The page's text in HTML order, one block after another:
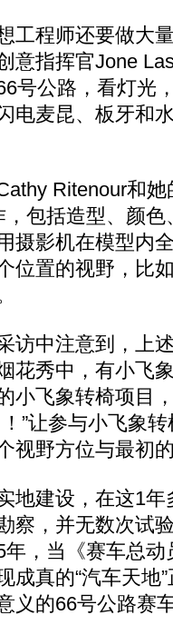
程师还要做大
意指挥官Jone
号公路，看灯光
电麦昆、板牙和
Ritenour和她
包括造型、颜
影机在模型内
位置的视野，比
中注意到，上
花秀中，有小飞
小飞象转椅项目
”让参与小飞象
视野方位与最初
建设，在这1年
察，并无数次试
，当《赛车总
成真的“汽车天地
义的66号公路赛